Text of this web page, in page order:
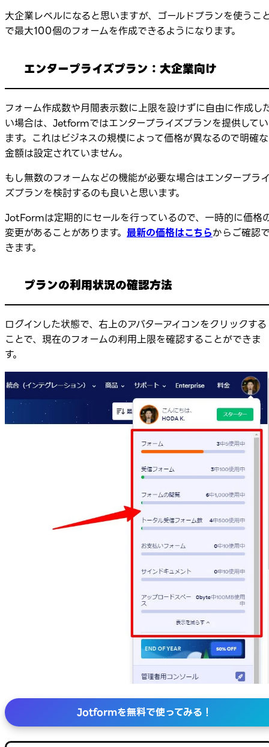
大企業レベルになると思いますが、ゴールドプランを使うこ
で最大100個のフォームを作成できるようになります。
エンタープライズプラン：大企業向け
フォーム作成数や月間表示数に上限を設けずに自由に作成し
い場合は、Jetformではエンタープライズプランを提供してい
ます。これはビジネスの規模によって価格が異なるので明確な
金額は設定されていません。
もし無数のフォームなどの機能が必要な場合はエンタープラ
ズプランを検討するのも良いと思います。
JotFormは定期的にセールを行っているので、一時的に価格
変更があることがあります。 最新の価格はこちらからご確認
きます。
プランの利用状況の確認方法
ログインした状態で、右上のアバターアイコンをクリックする
ことで、現在のフォームの利用上限を確認することができま
す。
Jotformを無料で使ってみる！